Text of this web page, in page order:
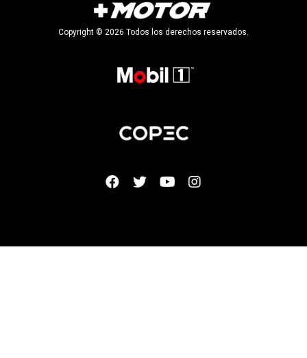
Copyright © 2026 Todos los derechos reservados.